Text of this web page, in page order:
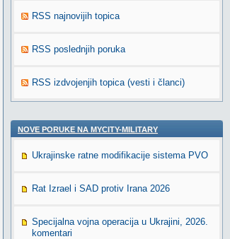
RSS najnovijih topica
RSS poslednjih poruka
RSS izdvojenjih topica (vesti i članci)
NOVE PORUKE NA MYCITY-MILITARY
Ukrajinske ratne modifikacije sistema PVO
Rat Izrael i SAD protiv Irana 2026
Specijalna vojna operacija u Ukrajini, 2026.
komentari